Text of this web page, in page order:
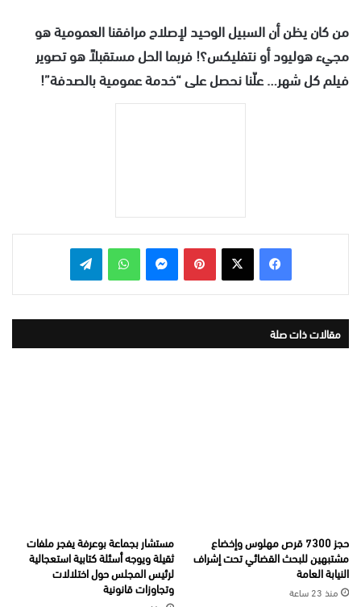
من كان يظن أن السبيل الوحيد لإصلاح مرافقنا العمومية هو
مجيء هوليود أو نتفليكس؟! فربما الحل مستقبلاً هو تصوير
فيلم كل شهر… علّنا نحصل على “خدمة عمومية بالصدفة”!
بينتيريست واتساب
مقالات ذات صلة
حجز 7300 قرص مهلوس وإخضاع
مشتبهين للبحث القضائي تحت إشراف
النيابة العامة
منذ 23 ساعة
مستشار بجماعة بوعرفة يفجر ملفات
ثقيلة ويوجه أسئلة كتابية استعجالية
لرئيس المجلس حول اختلالات
وتجاوزات قانونية